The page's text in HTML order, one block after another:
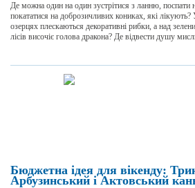
Де можна один на один зустрітися з ланню, поспати
покататися на доброзичливих кониках, які
озерцях плескаються декоративні рибки, а над
лісів височіє голова дракона? Де відвести душу
Бюджетна ідея для вікенду:
Арбузинський і Актовський